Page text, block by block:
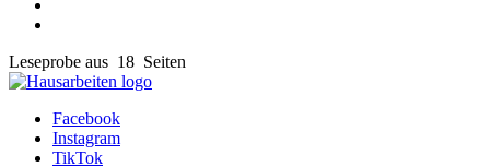
Leseprobe aus 18 Seiten
Facebook
Instagram
TikTok